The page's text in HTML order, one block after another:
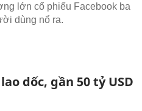
lớn cổ phiếu Facebook ba
dùng nổ ra.
dốc, gần 50 tỷ USD